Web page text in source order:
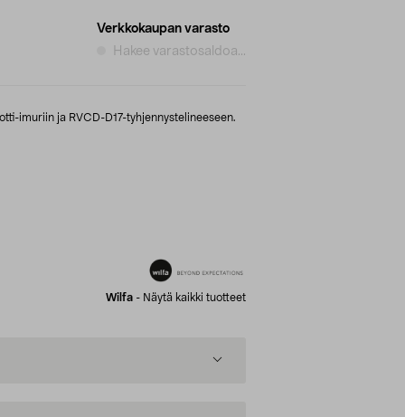
Verkkokaupan varasto
Hakee varastosaldoa...
imuriin ja RVCD-D17-tyhjennystelineeseen.
Wilfa - Näytä kaikki tuotteet